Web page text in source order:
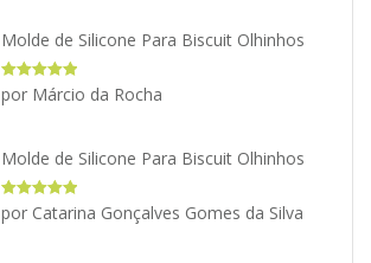
Molde de Silicone Para Biscuit Olhinhos
Avaliação
de 5
por Márcio da Rocha
Molde de Silicone Para Biscuit Olhinhos
Avaliação
de 5
por Catarina Gonçalves Gomes da Silva